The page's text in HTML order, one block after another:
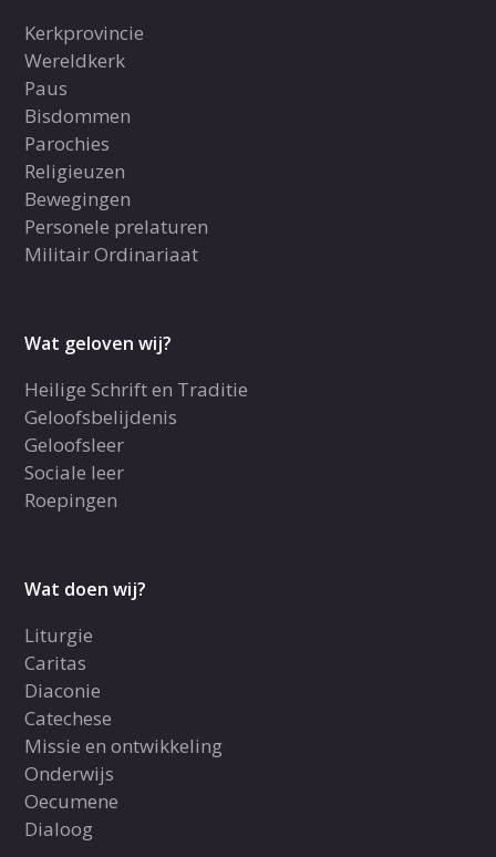
Kerkprovincie
Wereldkerk
Paus
Bisdommen
Parochies
Religieuzen
Bewegingen
Personele prelaturen
Militair Ordinariaat
Wat geloven wij?
Heilige Schrift en Traditie
Geloofsbelijdenis
Geloofsleer
Sociale leer
Roepingen
Wat doen wij?
Liturgie
Caritas
Diaconie
Catechese
Missie en ontwikkeling
Onderwijs
Oecumene
Dialoog